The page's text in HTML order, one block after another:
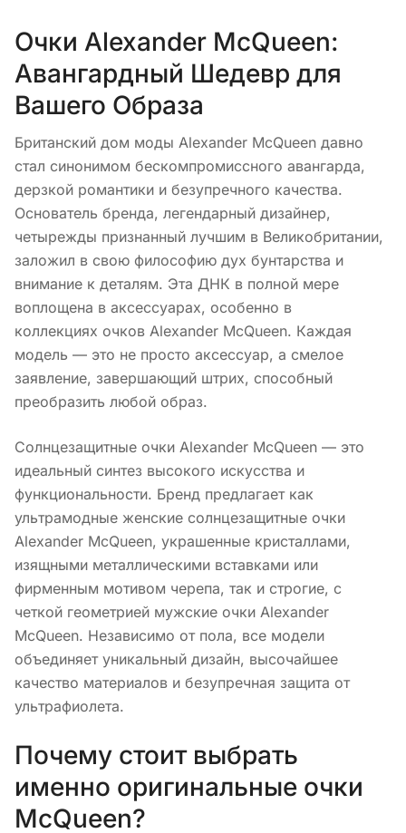
Очки Alexander McQueen:
Авангардный Шедевр для
Вашего Образа
Британский дом моды Alexander McQueen давно
стал синонимом бескомпромиссного авангарда,
дерзкой романтики и безупречного качества.
Основатель бренда, легендарный дизайнер,
четырежды признанный лучшим в Великобритании,
заложил в свою философию дух бунтарства и
внимание к деталям. Эта ДНК в полной мере
воплощена в аксессуарах, особенно в
коллекциях очков Alexander McQueen. Каждая
модель — это не просто аксессуар, а смелое
заявление, завершающий штрих, способный
преобразить любой образ.
Солнцезащитные очки Alexander McQueen — это
идеальный синтез высокого искусства и
функциональности. Бренд предлагает как
ультрамодные женские солнцезащитные очки
Alexander McQueen, украшенные кристаллами,
изящными металлическими вставками или
фирменным мотивом черепа, так и строгие, с
четкой геометрией мужские очки Alexander
McQueen. Независимо от пола, все модели
объединяет уникальный дизайн, высочайшее
качество материалов и безупречная защита от
ультрафиолета.
Почему стоит выбрать
именно оригинальные очки
McQueen?